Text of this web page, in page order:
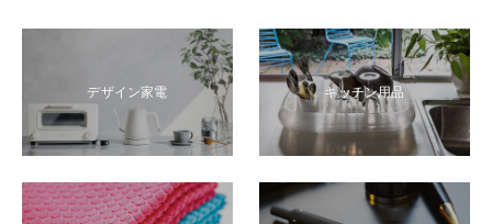
デザイン家電 キッチン用品